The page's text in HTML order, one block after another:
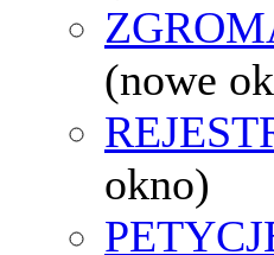
(nowe
okno)